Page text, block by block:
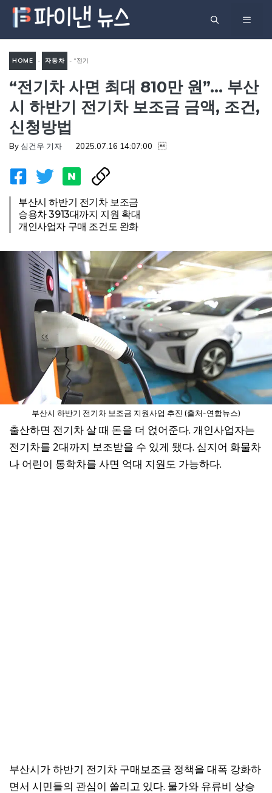
츠
메
HOME - 자동차 - “전기
차 사면 최대 810만 원”… 부산
시 하반기 전기차 보조금 금
액, 조건, 신청방법
“전기차 사면 최대 810만 원”… 부산
시 하반기 전기차 보조금 금액, 조건,
신청방법
By 심건우 기자 2025.07.16 14:07:00 
부산시 하반기 전기차 보조금
승용차 3913대까지 지원 확대
개인사업자 구매 조건도 완화
부산시 하반기 전기차 보조금 지원사업 추진 (출처-연합뉴스)
출산하면 전기차 살 때 돈을 더 얹어준다. 개인사업자는
전기차를 2대까지 보조받을 수 있게 됐다. 심지어 화물차
나 어린이 통학차를 사면 억대 지원도 가능하다.
부산시가 하반기 전기차 구매보조금 정책을 대폭 강화하
면서 시민들의 관심이 쏠리고 있다. 물가와 유류비 상승